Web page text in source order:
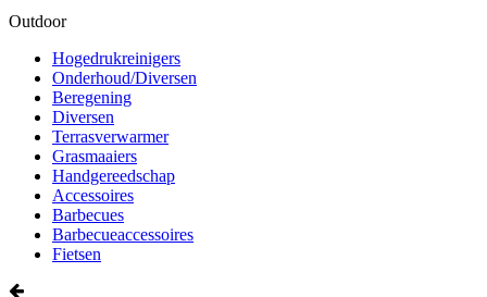
Outdoor
Hogedrukreinigers
Onderhoud/Diversen
Beregening
Diversen
Terrasverwarmer
Grasmaaiers
Handgereedschap
Accessoires
Barbecues
Barbecueaccessoires
Fietsen